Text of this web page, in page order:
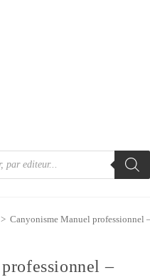
> Canyonisme Manuel professionnel
–